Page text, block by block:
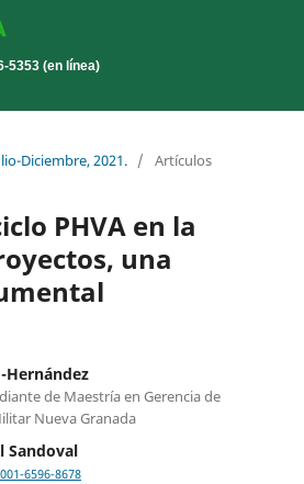
5353 (en línea)
Diciembre, 2021. / Artículos
PHVA en la
una
Hernández
de Maestría en Gerencia de
Nueva Granada
Sandoval
6596-8678